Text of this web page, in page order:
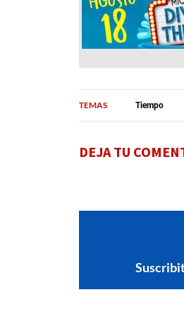
TEMAS Tiempo
DEJA TU